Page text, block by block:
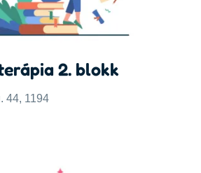
2. blokk
44, 1194